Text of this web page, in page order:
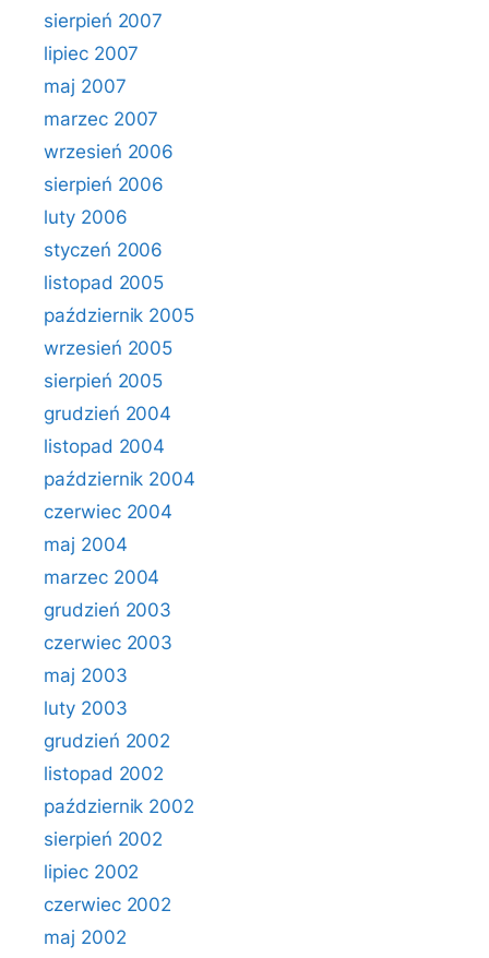
sierpień 2007
lipiec 2007
maj 2007
marzec 2007
wrzesień 2006
sierpień 2006
luty 2006
styczeń 2006
listopad 2005
październik 2005
wrzesień 2005
sierpień 2005
grudzień 2004
listopad 2004
październik 2004
czerwiec 2004
maj 2004
marzec 2004
grudzień 2003
czerwiec 2003
maj 2003
luty 2003
grudzień 2002
listopad 2002
październik 2002
sierpień 2002
lipiec 2002
czerwiec 2002
maj 2002